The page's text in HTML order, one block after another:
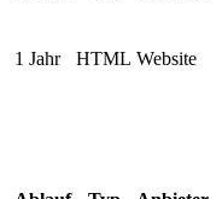
1 Jahr HTML Website